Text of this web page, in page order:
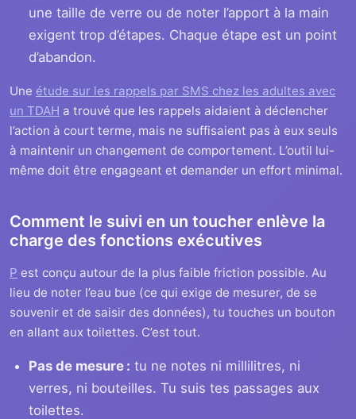
une taille de verre ou de noter l’apport à la main
exigent trop d’étapes. Chaque étape est un point
d’abandon.
Une étude sur les rappels par SMS chez les adultes avec
un TDAH a trouvé que les rappels aidaient à déclencher
l’action à court terme, mais ne suffisaient pas à eux seuls
à maintenir un changement de comportement. L’outil lui-
même doit être engageant et demander un effort minimal.
Comment le suivi en un toucher enlève la
charge des fonctions exécutives
P est conçu autour de la plus faible friction possible. Au
lieu de noter l’eau bue (ce qui exige de mesurer, de se
souvenir et de saisir des données), tu touches un bouton
en allant aux toilettes. C’est tout.
Pas de mesure : tu ne notes ni millilitres, ni
verres, ni bouteilles. Tu suis tes passages aux
toilettes.